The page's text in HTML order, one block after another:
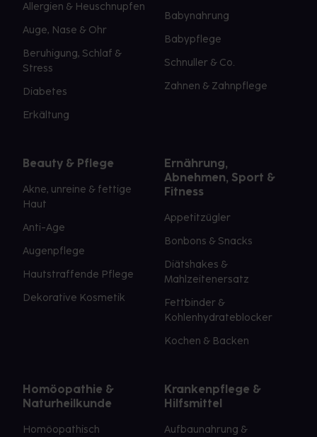
Allergien & Heuschnupfen
Auge, Nase & Ohr
Beruhigung, Schlaf &
Stress
Diabetes
Erkältung
Babynahrung
Babypflege
Schnuller & Co.
Zahnen & Zahnpflege
Beauty & Pflege
Akne, unreine & fettige
Haut
Anti-Age
Augenpflege
Hautstraffende Pflege
Dekorative Kosmetik
Ernährung,
Abnehmen, Sport &
Fitness
Appetitzügler
Bonbons & Snacks
Diätshakes &
Mahlzeitenersatz
Fettbinder &
Kohlenhydrateblocker
Kochen & Backen
Homöopathie &
Naturheilkunde
Homöopathisch
Krankenpflege &
Hilfsmittel
Aufbaunahrung &